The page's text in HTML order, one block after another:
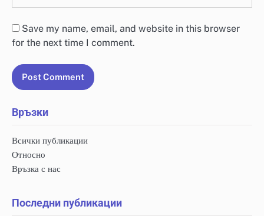
Save my name, email, and website in this browser
for the next time I comment.
Връзки
Всички публикации
Относно
Връзка с нас
Последни публикации